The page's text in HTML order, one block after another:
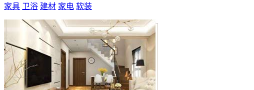
家具 卫浴 建材 家电 软装